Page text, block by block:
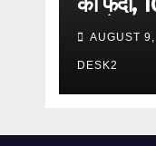
हादसे का
AUGUST
DESK2